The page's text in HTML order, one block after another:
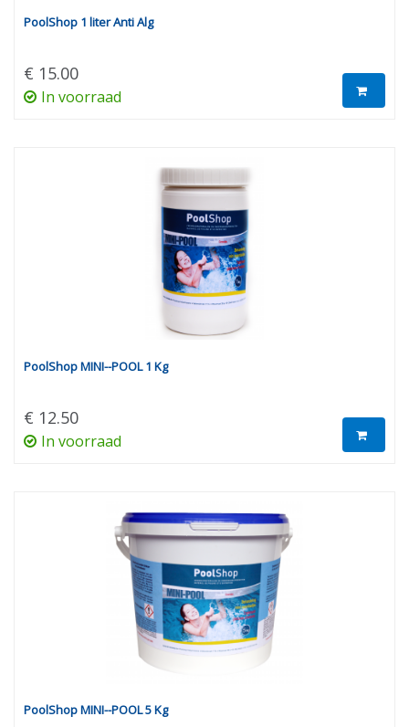
PoolShop 1 liter Anti Alg
€ 15.00
In voorraad
PoolShop MINI--POOL 1 Kg
€ 12.50
In voorraad
PoolShop MINI--POOL 5 Kg